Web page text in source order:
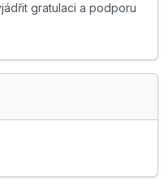
gratulaci a podporu